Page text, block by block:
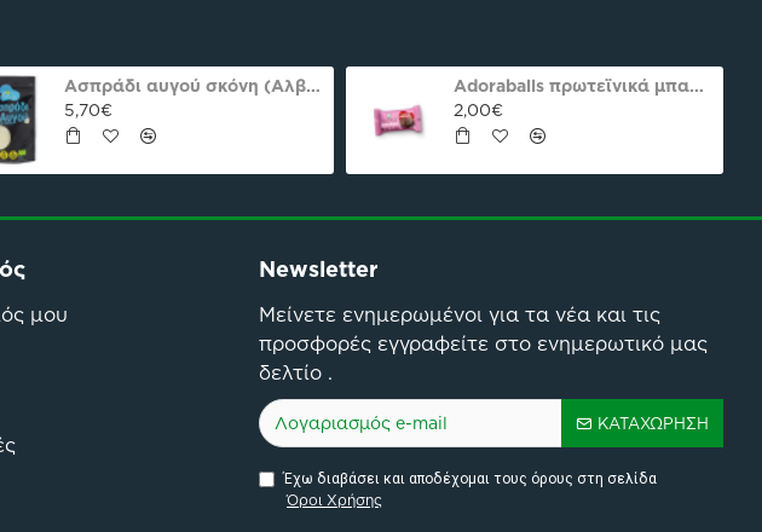
Ασπράδι αυγού σκόνη (Αλβουμίνη) Ola-Bio 50gr
5,70€
Adoraballs πρωτεϊνικά μπαλάκια choco praline delight 40γρ Nutree Χ.ΓΛ
2,00€
μου
Newsletter
Μείνετε ενημερωμένοι για τα νέα και τις
προσφορές εγγραφείτε στο ενημερωτικό μας
δελτίο .
ΚΑΤΑΧΏΡΗΣΗ
Έχω διαβάσει και αποδέχομαι τους όρους στη σελίδα
Όροι Χρήσης